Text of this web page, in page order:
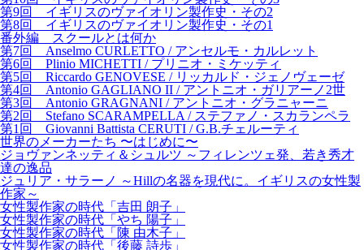
第9回 イギリスのヴァイオリン製作史・その2
第8回 イギリスのヴァイオリン製作史・その1
番外編 スクールとは何か
第7回 Anselmo CURLETTO / アンセルモ・カルレット
第6回 Plinio MICHETTI / プリニオ・ミケッティ
第5回 Riccardo GENOVESE / リッカルド・ジェノヴェーゼ
第4回 Antonio GAGLIANO II / アントニオ・ガリアーノ2世
第3回 Antonio GRAGNANI / アントニオ・グラニャーニ
第2回 Stefano SCARAMPELLA / ステファノ・スカランペラ
第1回 Giovanni Battista CERUTI / G.B.チェルーティ
世界のメーカーたち 〜はじめに〜
ジョヴァンネッティ＆シュルツ ～フィレンツェ発、若き秀才
達の逸品
ジュリア・サラーノ ～Hillの名器を現代に。イギリスの女性製
作家～
女性製作家の時代「吉田 朗子」
女性製作家の時代「やち 陽子」
女性製作家の時代「陳 由木子」
女性製作家の時代「後藤 詩歩」